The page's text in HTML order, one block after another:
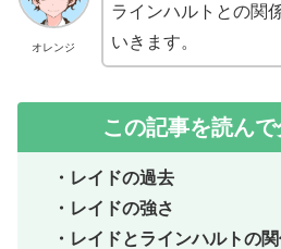
オレンジ
ラインハルトとの関
いきます。
この記事を読ん
・レイドの過去
・レイドの強さ
・レイドとラインハルトの